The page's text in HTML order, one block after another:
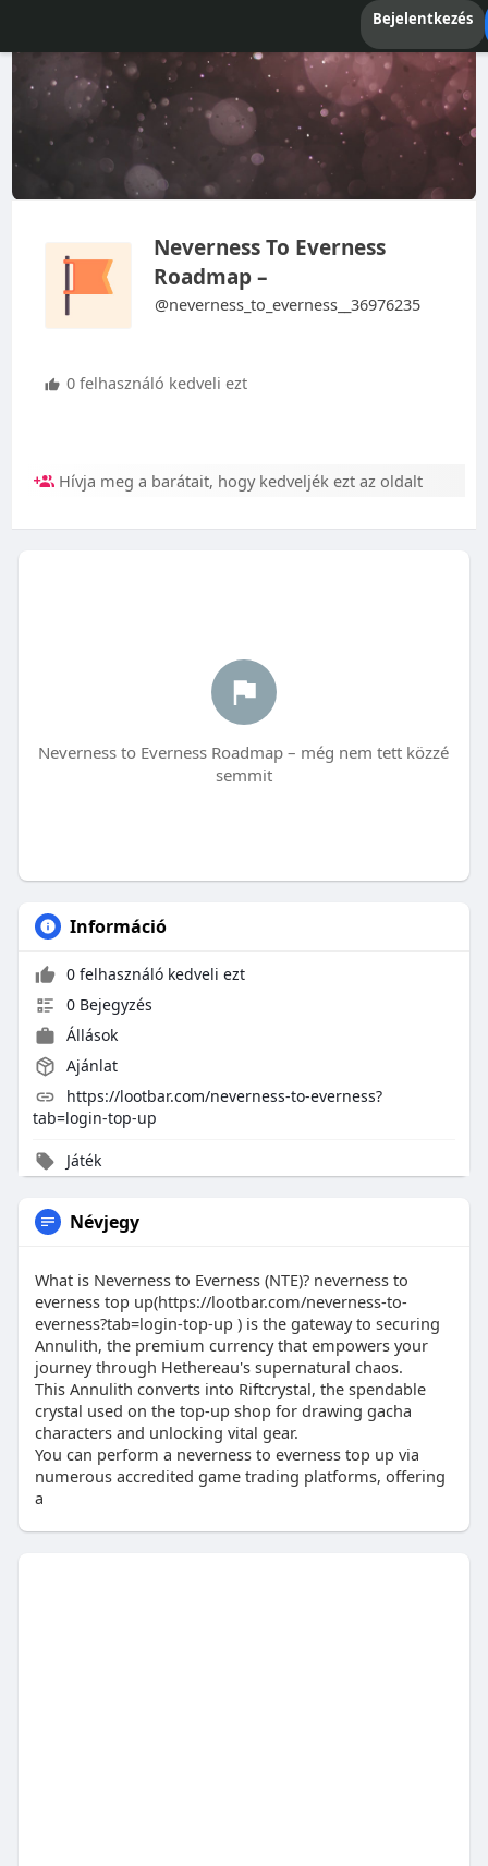
Bejelentkezés
Neverness To Everness
Roadmap –
@neverness_to_everness__36976235
0 felhasználó kedveli ezt
Hívja meg a barátait, hogy kedveljék ezt az oldalt
Neverness to Everness Roadmap – még nem tett közzé
semmit
Információ
0 felhasználó kedveli ezt
0 Bejegyzés
Állások
Ajánlat
https://lootbar.com/neverness-to-everness?
tab=login-top-up
Játék
Névjegy
What is Neverness to Everness (NTE)? neverness to
everness top up(https://lootbar.com/neverness-to-
everness?tab=login-top-up ) is the gateway to securing
Annulith, the premium currency that empowers your
journey through Hethereau's supernatural chaos.
This Annulith converts into Riftcrystal, the spendable
crystal used on the top-up shop for drawing gacha
characters and unlocking vital gear.
You can perform a neverness to everness top up via
numerous accredited game trading platforms, offering
a